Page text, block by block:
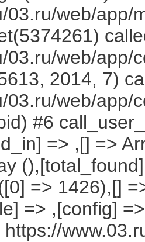
03.ru/web/app/
03.ru/web/app/
2014, 7)
03.ru/web/app/
#6
=> ,[] =>
=> 1426),[]
=> ,[config]